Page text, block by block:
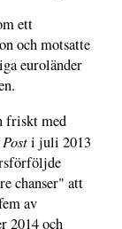
ett
och motsatte
euroländer
friskt med
i juli 2013
chanser" att
av
2014 och